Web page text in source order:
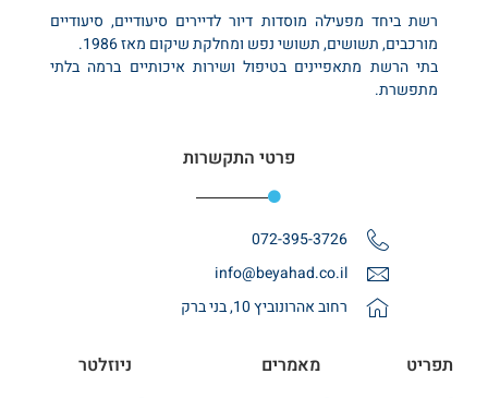
רשת ביחד מפעילה מוסדות דיור לדיירים סיעודיים, סיעודיים
מורכבים, תשושים, תשושי נפש ומחלקת שיקום מאז 1986.
בתי הרשת מתאפיינים בטיפול ושירות איכותיים ברמה בלתי
מתפשרת.
פרטי התקשרות
072-395-3726
info@beyahad.co.il
רחוב אהרונוביץ 10, בני ברק
תפריט מאמרים ניוזלטר